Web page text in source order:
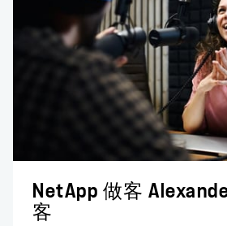
NetApp 做客
客